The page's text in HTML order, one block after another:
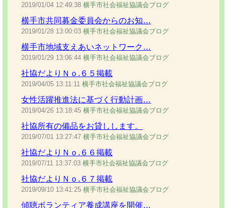
2019/01/04 12:49:38 横手市社会福祉協議会ブログ
横手市共同募金委員会からのお知…
2019/01/28 13:00:03 横手市社会福祉協議会ブログ
横手市地域支えあいネットワーク…
2019/01/29 13:06:44 横手市社会福祉協議会ブログ
社協だよりＮｏ.６５掲載
2019/04/05 13:11:11 横手市社会福祉協議会ブログ
女性活躍推進法に基づく行動計画…
2019/04/26 13:18:45 横手市社会福祉協議会ブログ
社協所有の備品をお貸しします。
2019/07/01 13:27:47 横手市社会福祉協議会ブログ
社協だよりＮｏ.６６掲載
2019/07/11 13:37:03 横手市社会福祉協議会ブログ
社協だよりＮｏ.６７掲載
2019/09/10 13:41:25 横手市社会福祉協議会ブログ
傾聴ボランティア養成講座を開催…